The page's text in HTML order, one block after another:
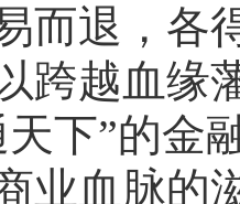
而退，各
跨越血缘
天下”的金
业血脉的